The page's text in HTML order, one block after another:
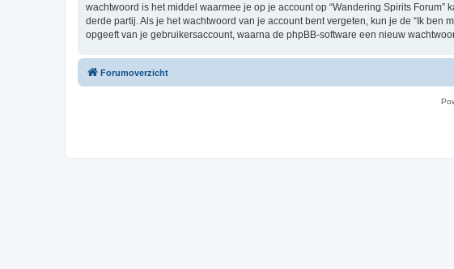
wachtwoord is het middel waarmee je op je account op “Wandering Spirits
derde partij. Als je het wachtwoord van je account bent vergeten, kun je de “Ik
opgeeft van je gebruikersaccount, waarna de phpBB-software een nieuw
Forumoverzicht